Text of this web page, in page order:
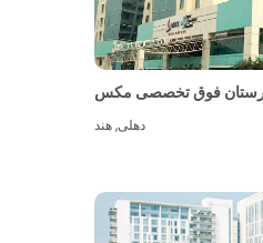
فوق تخصصی مکس
دهلی,هند